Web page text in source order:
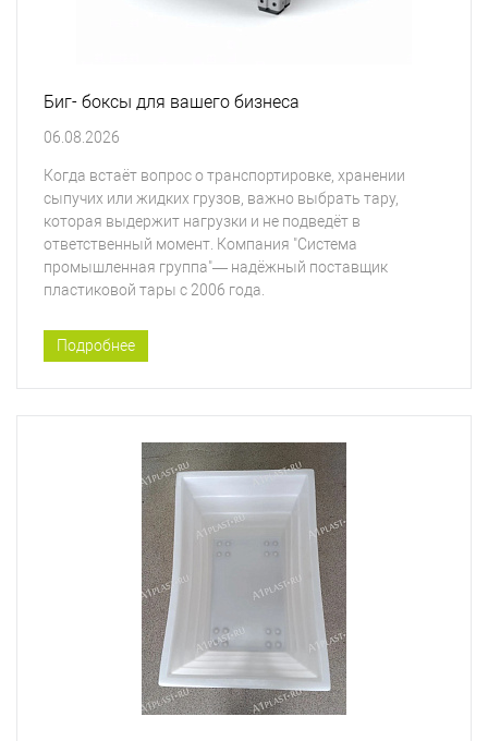
Биг- боксы для вашего бизнеса
06.08.2026
Когда встаёт вопрос о транспортировке, хранении
сыпучих или жидких грузов, важно выбрать тару,
которая выдержит нагрузки и не подведёт в
ответственный момент. Компания "Система
промышленная группа"— надёжный поставщик
пластиковой тары с 2006 года.
Подробнее